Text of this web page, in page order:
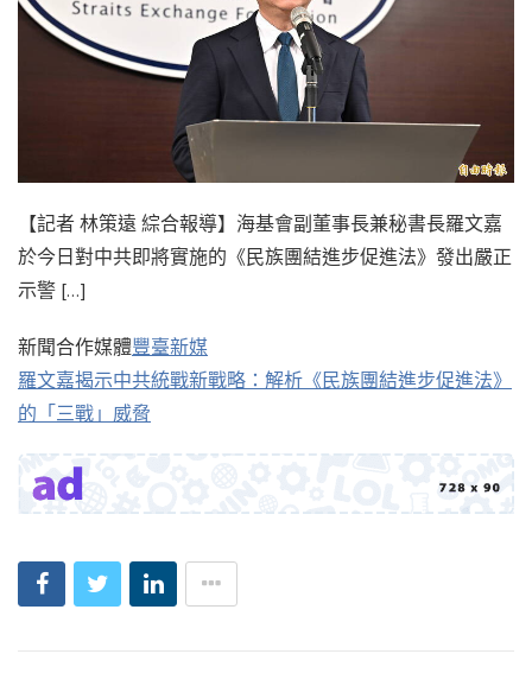
【記者 林策遠 綜合報導】海基會副董事長兼秘書長羅文嘉
於今日對中共即將實施的《民族團結進步促進法》發出嚴正
示警 […]
新聞合作媒體豐臺新媒
羅文嘉揭示中共統戰新戰略：解析《民族團結進步促進法》
的「三戰」威脅